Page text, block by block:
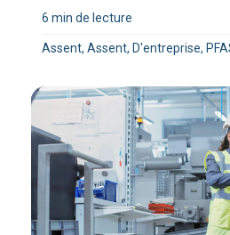
6 min de lecture
Assent, Assent, D'entreprise,